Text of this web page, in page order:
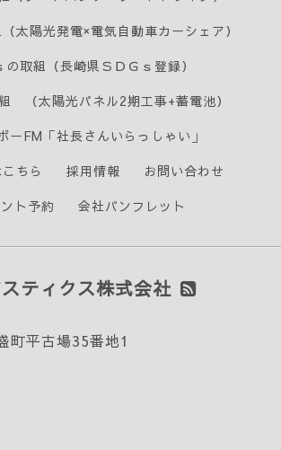
太陽光発電×電気自動車カーシェア）
の取組（長崎県ＳＤＧｓ登録）
（太陽光パネル2期工事+蓄電池）
ーFM「社長さんいらっしゃい」
ちら
採用情報
お問い合わせ
ト予約
会社パンフレット
ティクス株式会社
町平古場35番地1